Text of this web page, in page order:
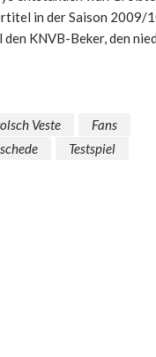
in der Saison 2009/
den KNVB-Beker, den
Veste
Fans
Testspiel